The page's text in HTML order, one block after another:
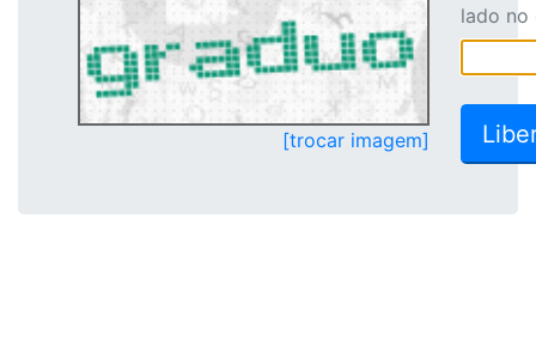
[trocar imagem]
lado no